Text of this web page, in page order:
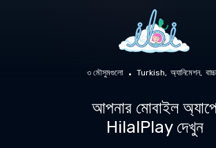
৩ মৌসুমগুলো Turkish অ্যানিমেশন
আপনার মোবাইল
HilalPlay দেখুন